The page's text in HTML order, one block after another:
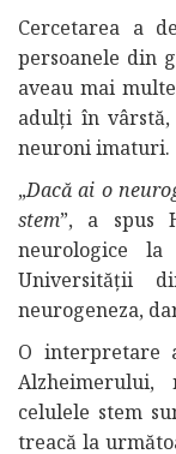
Cercetarea a
persoanele din
aveau mai
adulți în
neuroni imaturi.
„Dacă ai o
stem”, a spus
neurologice
Universității
neurogeneza,
O interpretare
Alzheimerului,
celulele stem
treacă la